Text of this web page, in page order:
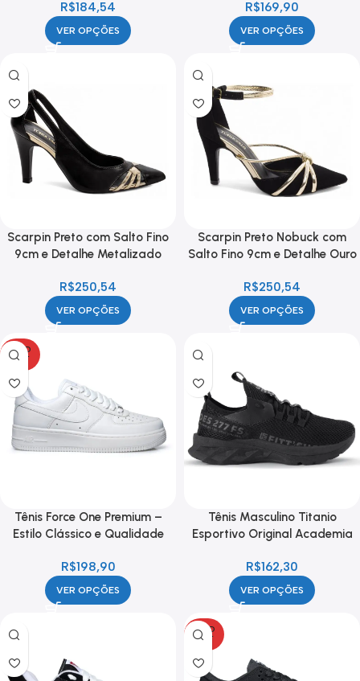
Elegância
R$184,54
VER OPÇÕES
R$169,90
VER OPÇÕES
Scarpin Preto com Salto Fino
9cm e Detalhe Metalizado
R$250,54
VER OPÇÕES
Scarpin Preto Nobuck com
Salto Fino 9cm e Detalhe Ouro
R$250,54
VER OPÇÕES
SOLD
OUT
Tênis Force One Premium –
Estilo Clássico e Qualidade
R$198,90
VER OPÇÕES
Tênis Masculino Titanio
Esportivo Original Academia
R$162,30
VER OPÇÕES
SOLD
OUT